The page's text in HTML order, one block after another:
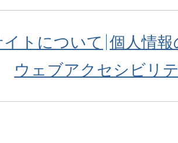
イトについて 個人情
ウェブアクセシビリ